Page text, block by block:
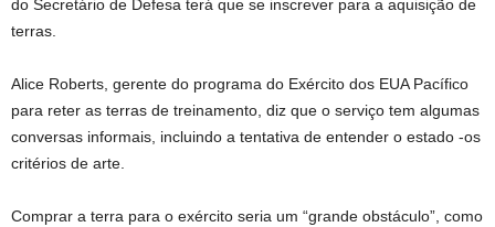
do Secretário de Defesa terá que se inscrever para a aquisição de
terras.
Alice Roberts, gerente do programa do Exército dos EUA Pacífico
para reter as terras de treinamento, diz que o serviço tem algumas
conversas informais, incluindo a tentativa de entender o estado -os
critérios de arte.
Comprar a terra para o exército seria um “grande obstáculo”, como